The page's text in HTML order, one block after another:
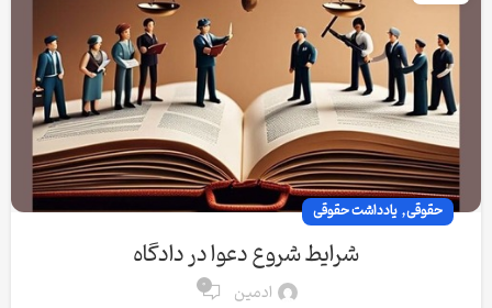
حقوقی, یادداشت حقوقی
شرایط شروع دعوا در دادگاه
ادمین 0